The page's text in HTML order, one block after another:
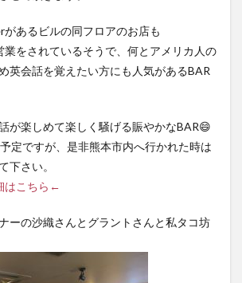
があるビルの同フロアのお店も
業をされているそうで、何とアメリカ人の
英会話を覚えたい方にも人気があるBAR
が楽しめて楽しく騒げる賑やかなBAR😄
定ですが、是非熊本市内へ行かれた時は
下さい。
はこちら←
ーの沙織さんとグラントさんと私タコ坊